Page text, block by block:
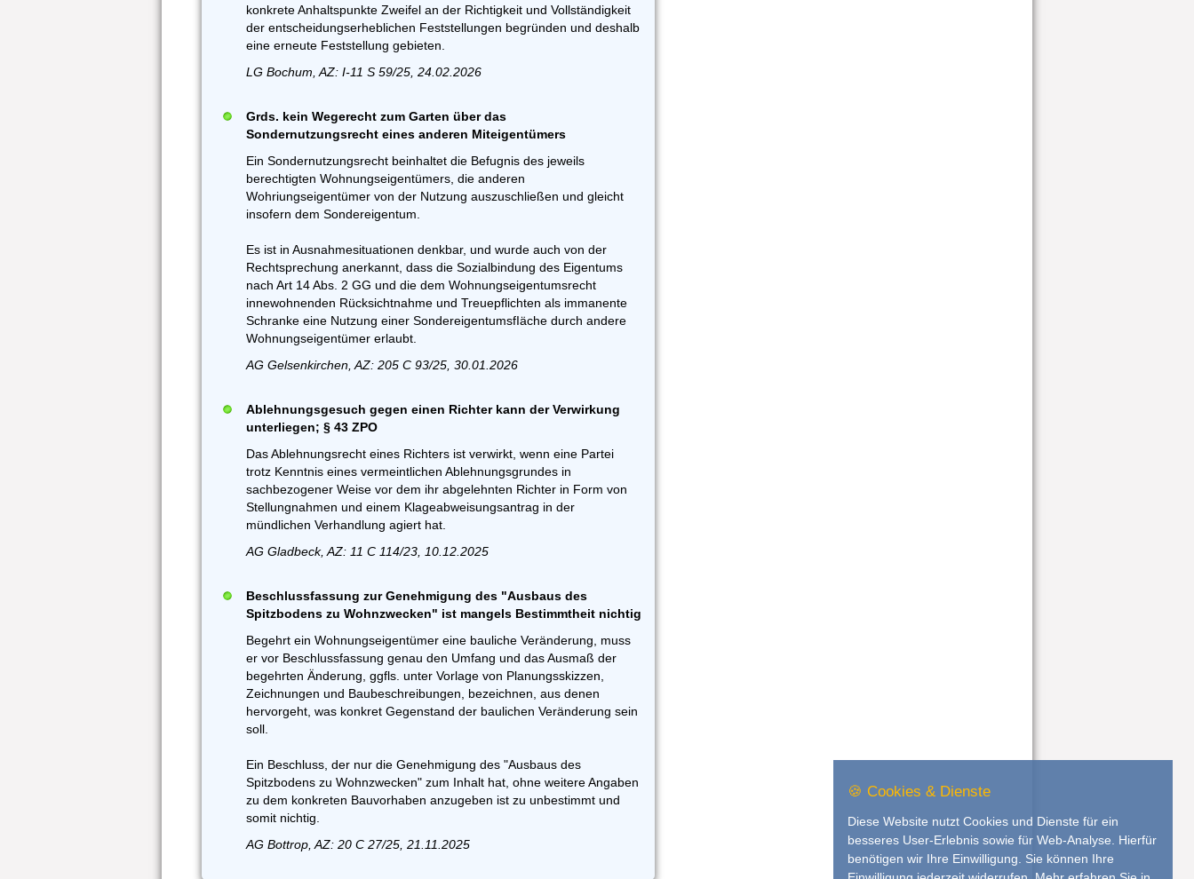
konkrete Anhaltspunkte Zweifel an der Richtigkeit und Vollständigkeit
der entscheidungserheblichen Feststellungen begründen und deshalb
eine erneute Feststellung gebieten.
LG Bochum, AZ: I-11 S 59/25, 24.02.2026
Grds. kein Wegerecht zum Garten über das
Sondernutzungsrecht eines anderen Miteigentümers
Ein Sondernutzungsrecht beinhaltet die Befugnis des jeweils
berechtigten Wohnungseigentümers, die anderen
Wohriungseigentümer von der Nutzung auszuschließen und gleicht
insofern dem Sondereigentum.
Es ist in Ausnahmesituationen denkbar, und wurde auch von der
Rechtsprechung anerkannt, dass die Sozialbindung des Eigentums
nach Art 14 Abs. 2 GG und die dem Wohnungseigentumsrecht
innewohnenden Rücksichtnahme und Treuepflichten als immanente
Schranke eine Nutzung einer SondereigentumsfIäche durch andere
Wohnungseigentümer erlaubt.
AG Gelsenkirchen, AZ: 205 C 93/25, 30.01.2026
Ablehnungsgesuch gegen einen Richter kann der Verwirkung
unterliegen; § 43 ZPO
Das Ablehnungsrecht eines Richters ist verwirkt, wenn eine Partei
trotz Kenntnis eines vermeintlichen Ablehnungsgrundes in
sachbezogener Weise vor dem ihr abgelehnten Richter in Form von
Stellungnahmen und einem Klageabweisungsantrag in der
mündlichen Verhandlung agiert hat.
AG Gladbeck, AZ: 11 C 114/23, 10.12.2025
Beschlussfassung zur Genehmigung des "Ausbaus des
Spitzbodens zu Wohnzwecken" ist mangels Bestimmtheit nichtig
Begehrt ein Wohnungseigentümer eine bauliche Veränderung, muss
er vor Beschlussfassung genau den Umfang und das Ausmaß der
begehrten Änderung, ggfls. unter Vorlage von Planungsskizzen,
Zeichnungen und Baubeschreibungen, bezeichnen, aus denen
hervorgeht, was konkret Gegenstand der baulichen Veränderung sein
soll.
Ein Beschluss, der nur die Genehmigung des "Ausbaus des
Spitzbodens zu Wohnzwecken" zum Inhalt hat, ohne weitere Angaben
zu dem konkreten Bauvorhaben anzugeben ist zu unbestimmt und
somit nichtig.
AG Bottrop, AZ: 20 C 27/25, 21.11.2025
🍪 Cookies & Dienste
Diese Website nutzt Cookies und Dienste für ein
besseres User-Erlebnis sowie für Web-Analyse. Hierfür
benötigen wir Ihre Einwilligung. Sie können Ihre